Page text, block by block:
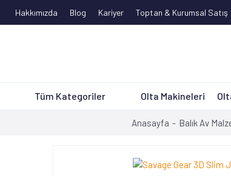
Hakkımızda Blog Kariyer Toptan & Kurumsal Satış
Tüm Kategoriler Olta Makineleri
Anasayfa Balık Av